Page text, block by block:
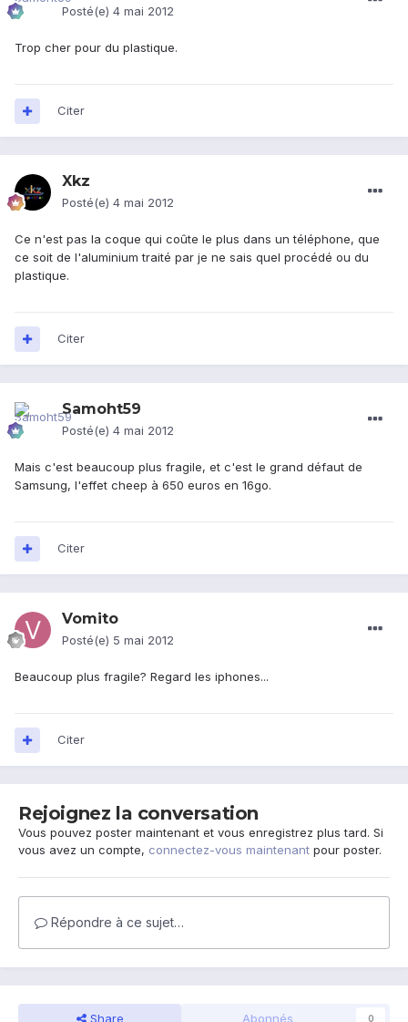
Posté(e) 4 mai 2012
Trop cher pour du plastique.
Citer
Xkz
Posté(e) 4 mai 2012
Ce n'est pas la coque qui coûte le plus dans un téléphone, que
ce soit de l'aluminium traité par je ne sais quel procédé ou du
plastique.
Citer
Samoht59
Posté(e) 4 mai 2012
Mais c'est beaucoup plus fragile, et c'est le grand défaut de
Samsung, l'effet cheep à 650 euros en 16go.
Citer
Vomito
Posté(e) 5 mai 2012
Beaucoup plus fragile? Regard les iphones...
Citer
Rejoignez la conversation
Vous pouvez poster maintenant et vous enregistrez plus tard. Si
vous avez un compte, connectez-vous maintenant pour poster.
Répondre à ce sujet…
Share Abonnés 0